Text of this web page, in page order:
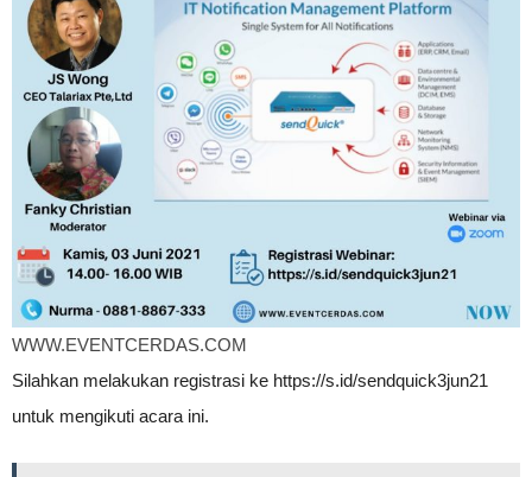
WWW.EVENTCERDAS.COM
Silahkan melakukan registrasi ke https://s.id/sendquick3jun21
untuk mengikuti acara ini.